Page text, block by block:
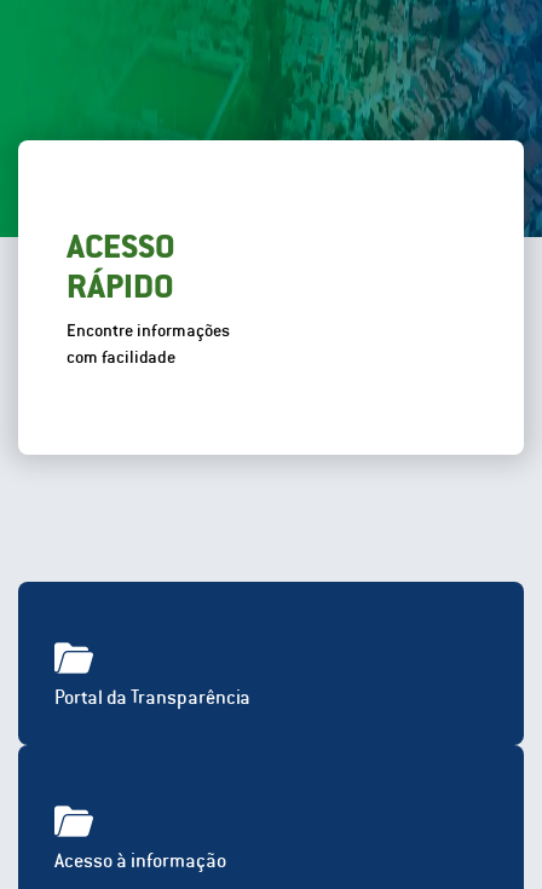
ACESSO
RÁPIDO
Encontre informações
com facilidade
Portal da Transparência
Acesso à informação